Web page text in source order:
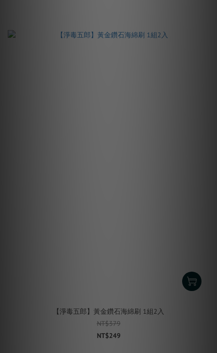
【淨毒五郎】黃金鑽石海綿刷 1組2入
NT$379
NT$249